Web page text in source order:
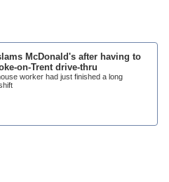
McDonald's after having to
on-Trent drive-thru
worker had just finished a long